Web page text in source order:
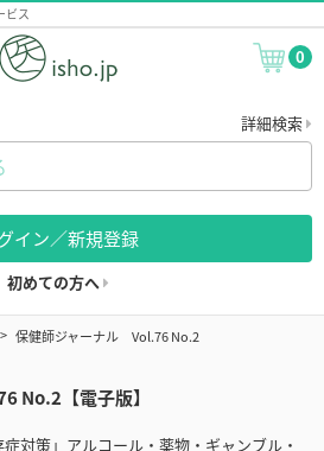
ビス
0
詳細検索
イン／新規登録
初めての方へ
保健師ジャーナル Vol.76 No.2
No.2【電子版】
対策」アルコール・薬物・ギャンブル・